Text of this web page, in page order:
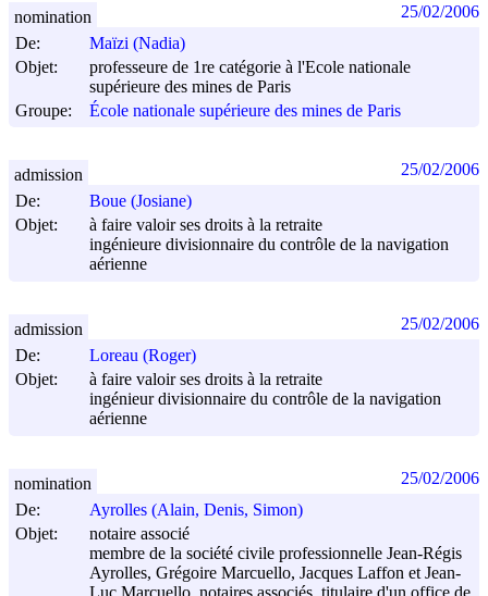
De:
Maïzi (Nadia)
Objet:
professeure de 1re catégorie à l'Ecole nationale
supérieure des mines de Paris
Groupe:
École nationale supérieure des mines de Paris
nomination 25/02/2006
De:
Boue (Josiane)
Objet:
à faire valoir ses droits à la retraite
ingénieure divisionnaire du contrôle de la navigation
aérienne
admission 25/02/2006
De:
Loreau (Roger)
Objet:
à faire valoir ses droits à la retraite
ingénieur divisionnaire du contrôle de la navigation
aérienne
admission 25/02/2006
De:
Ayrolles (Alain, Denis, Simon)
Objet:
notaire associé
membre de la société civile professionnelle Jean-Régis
Ayrolles, Grégoire Marcuello, Jacques Laffon et Jean-
nomination 25/02/2006